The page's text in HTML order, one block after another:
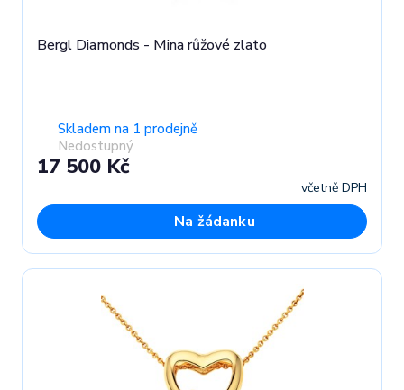
Bergl Diamonds - Mina růžové zlato
Skladem na 1 prodejně
Nedostupný
17 500 Kč
včetně DPH
Na žádanku